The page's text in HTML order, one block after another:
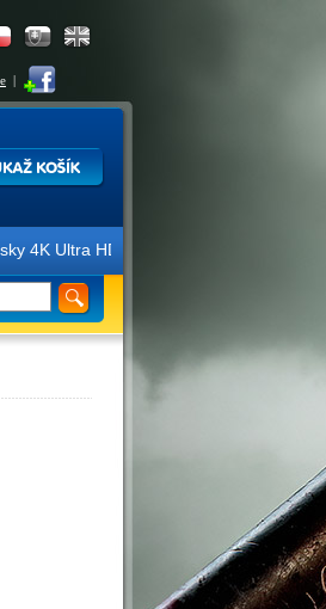
|
4K Ultra HD + Blu-ray 3D/2D.